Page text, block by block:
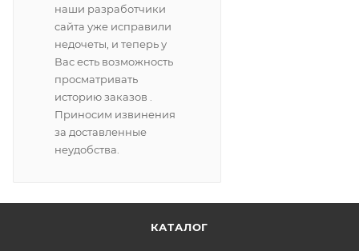
наши разработчики
сайта уже исправили
недочеты, и теперь у
Вас есть возможность
просматривать
историю заказов .
Приносим извинения
за доставленные
неудобства.
КАТАЛОГ